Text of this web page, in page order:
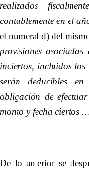
realizados
contablemente en el
el numeral d) del
provisiones
inciertos, incluidos
serán deducibles
obligación de
monto y fecha ciertos
De lo anterior se